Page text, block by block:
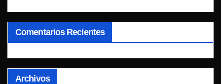
Comentarios Recientes
Archivos